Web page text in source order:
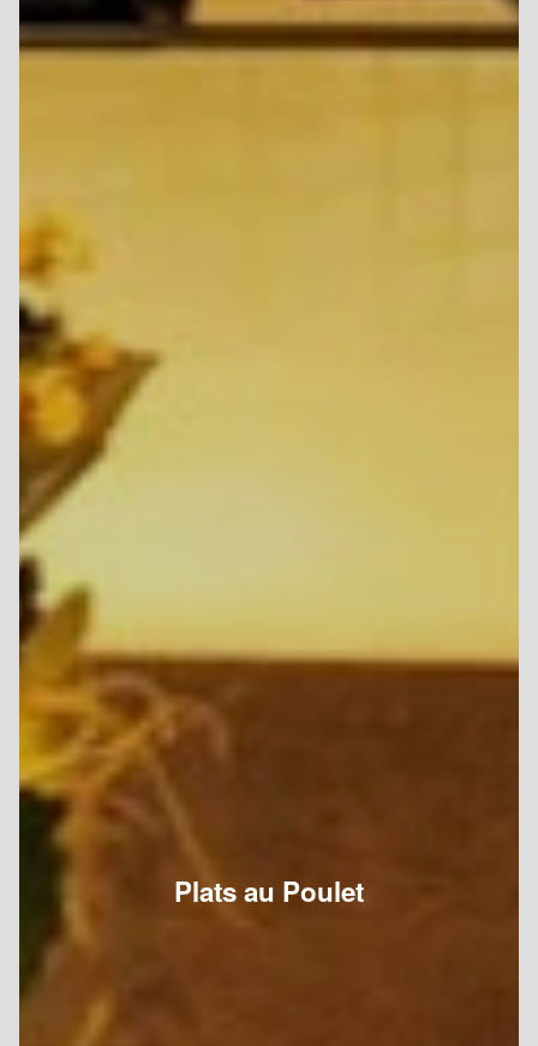
Plats au Poulet